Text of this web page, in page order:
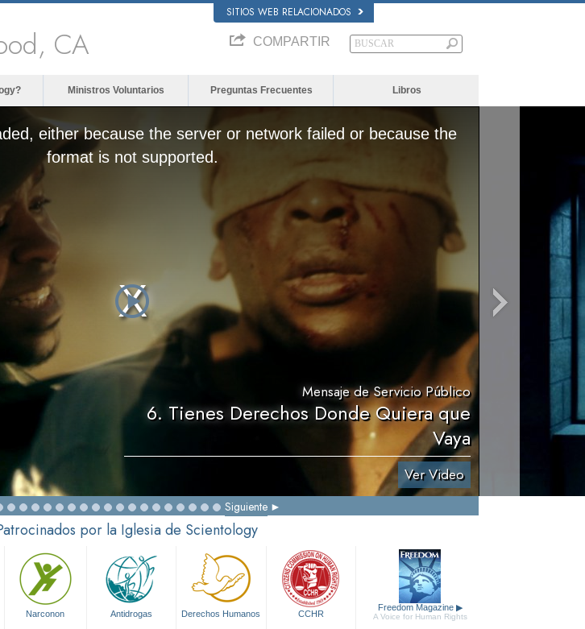
SITIOS WEB RELACIONADOS
CA COMPARTIR
Ministros Voluntarios Preguntas Frecuentes Libros
either because the server or network failed or because the
format is not supported.
Mensaje de Servicio Público
6. Tienes Derechos Donde Quiera que
Vaya
Ver Video
Siguiente
por la Iglesia de Scientology
Narconon Antidrogas Derechos Humanos CCHR
Freedom Magazine ▶
A Voice for Human Rights